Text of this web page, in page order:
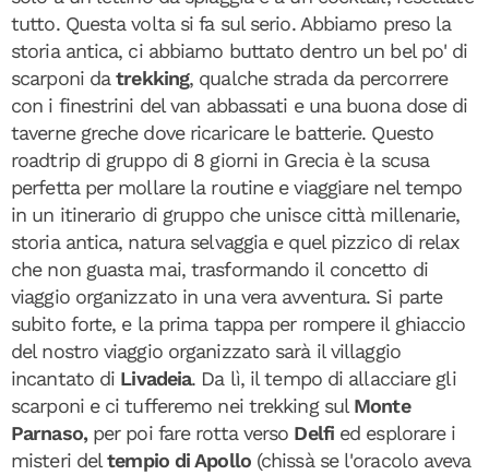
tutto. Questa volta si fa sul serio. Abbiamo preso la
storia antica, ci abbiamo buttato dentro un bel po' di
scarponi datrekking, qualche strada da percorrere
con i finestrini del van abbassati e una buona dose di
taverne greche dove ricaricare le batterie. Questo
roadtrip di gruppo di 8 giorni in Grecia è la scusa
perfetta per mollare la routine e viaggiare nel tempo
in un itinerario di gruppo che unisce città millenarie,
storia antica, natura selvaggia e quel pizzico di relax
che non guasta mai, trasformando il concetto di
viaggio organizzato in una vera avventura. Si parte
subito forte, e la prima tappa per rompere il ghiaccio
del nostro viaggio organizzato sarà il villaggio
incantato di Livadeia. Da lì, il tempo di allacciare gli
scarponi e ci tufferemo nei trekking sul Monte
Parnaso,per poi fare rotta verso Delfi ed esplorare i
misteri deltempio di Apollo(chissà se l'oracolo aveva